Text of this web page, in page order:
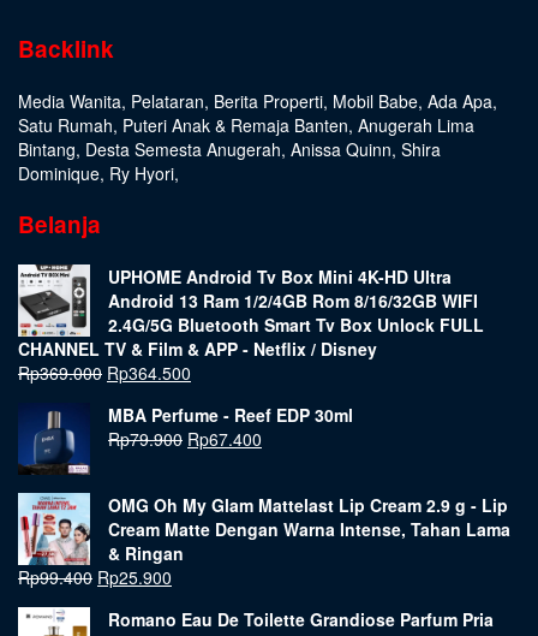
Backlink
Media Wanita, Pelataran, Berita Properti, Mobil Babe, Ada Apa,
Satu Rumah, Puteri Anak & Remaja Banten, Anugerah Lima
Bintang, Desta Semesta Anugerah, Anissa Quinn, Shira
Dominique, Ry Hyori,
Belanja
UPHOME Android Tv Box Mini 4K-HD Ultra
Android 13 Ram 1/2/4GB Rom 8/16/32GB WIFI
2.4G/5G Bluetooth Smart Tv Box Unlock FULL
CHANNEL TV & Film & APP - Netflix / Disney
Rp369.000 Rp364.500
MBA Perfume - Reef EDP 30ml
Rp79.900 Rp67.400
OMG Oh My Glam Mattelast Lip Cream 2.9 g - Lip
Cream Matte Dengan Warna Intense, Tahan Lama
& Ringan
Rp99.400 Rp25.900
Romano Eau De Toilette Grandiose Parfum Pria